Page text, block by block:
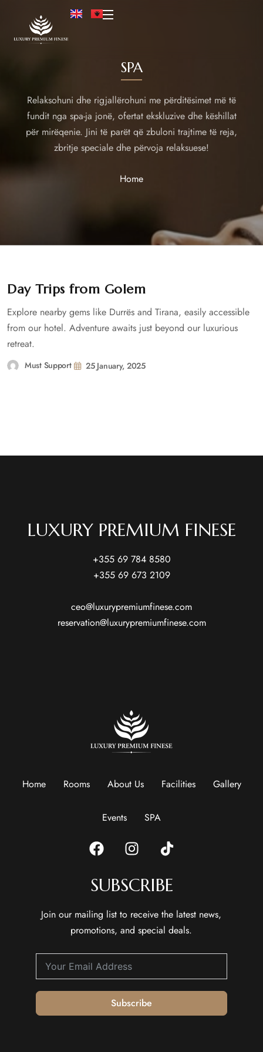
SPA
Relaksohuni dhe rigjallërohuni me përditësimet më të
fundit nga spa-ja jonë, ofertat ekskluzive dhe këshillat
për mirëqenie. Jini të parët që zbuloni trajtime të reja,
zbritje speciale dhe përvoja relaksuese!
Home
Day Trips from Golem
Explore nearby gems like Durrës and Tirana, easily accessible
from our hotel. Adventure awaits just beyond our luxurious
retreat.
Must Support 25 January, 2025
LUXURY PREMIUM FINESE
+355 69 784 8580
+355 69 673 2109
ceo@luxurypremiumfinese.com
reservation@luxurypremiumfinese.com
Home Rooms About Us Facilities Gallery
Events SPA
SUBSCRIBE
Join our mailing list to receive the latest news,
promotions, and special deals.
Subscribe